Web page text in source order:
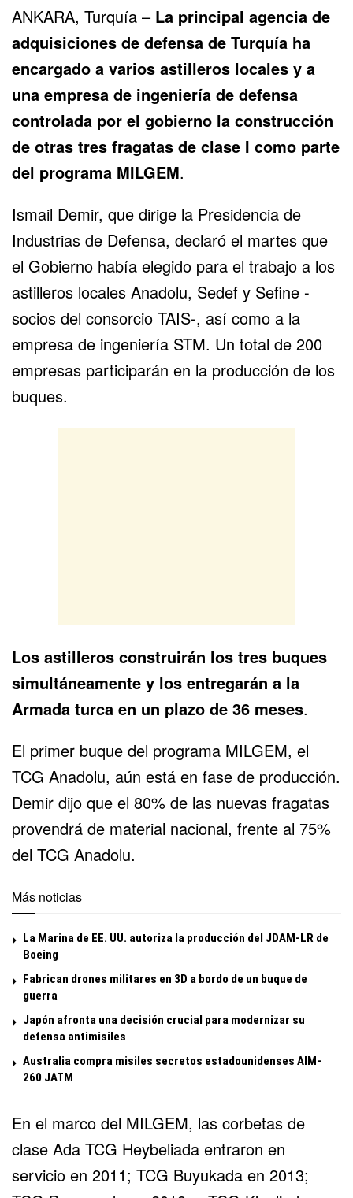
ANKARA, Turquía – La principal agencia de
adquisiciones de defensa de Turquía ha
encargado a varios astilleros locales y a
una empresa de ingeniería de defensa
controlada por el gobierno la construcción
de otras tres fragatas de clase I como parte
del programa MILGEM.
Ismail Demir, que dirige la Presidencia de
Industrias de Defensa, declaró el martes que
el Gobierno había elegido para el trabajo a los
astilleros locales Anadolu, Sedef y Sefine -
socios del consorcio TAIS-, así como a la
empresa de ingeniería STM. Un total de 200
empresas participarán en la producción de los
buques.
Los astilleros construirán los tres buques
simultáneamente y los entregarán a la
Armada turca en un plazo de 36 meses.
El primer buque del programa MILGEM, el
TCG Anadolu, aún está en fase de producción.
Demir dijo que el 80% de las nuevas fragatas
provendrá de material nacional, frente al 75%
del TCG Anadolu.
Más noticias
La Marina de EE. UU. autoriza la producción del JDAM-LR de
Boeing
Fabrican drones militares en 3D a bordo de un buque de
guerra
Japón afronta una decisión crucial para modernizar su
defensa antimisiles
Australia compra misiles secretos estadounidenses AIM-
260 JATM
En el marco del MILGEM, las corbetas de
clase Ada TCG Heybeliada entraron en
servicio en 2011; TCG Buyukada en 2013;